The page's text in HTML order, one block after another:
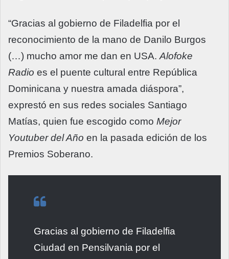
“Gracias al gobierno de Filadelfia por el
reconocimiento de la mano de Danilo Burgos
(…) mucho amor me dan en USA. Alofoke
Radio es el puente cultural entre República
Dominicana y nuestra amada diáspora”,
exprestó en sus redes sociales Santiago
Matías, quien fue escogido como Mejor
Youtuber del Año en la pasada edición de los
Premios Soberano.
Gracias al gobierno de Filadelfia
Ciudad en Pensilvania por el